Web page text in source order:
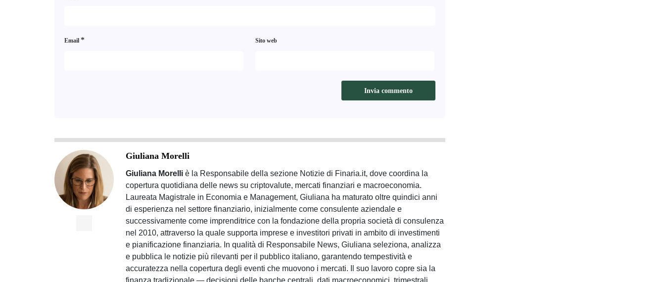
Email * Sito web
Giuliana Morelli
Giuliana Morelliè la Responsabile della sezione Notizie di Finaria.it, dove coordina la
copertura quotidiana delle news su criptovalute, mercati finanziari e macroeconomia.
Laureata Magistrale in Economia e Management, Giuliana ha maturato oltre quindici anni
di esperienza nel settore finanziario, inizialmente come consulente aziendale e
successivamente come imprenditrice con la fondazione della propria società di consulenza
nel 2010, attraverso la quale supporta imprese e investitori privati in ambito di investimenti
e pianificazione finanziaria. In qualità di Responsabile News, Giuliana seleziona, analizza
e pubblica le notizie più rilevanti per il pubblico italiano, garantendo tempestività e
accuratezza nella copertura degli eventi che muovono i mercati. Il suo lavoro copre sia la